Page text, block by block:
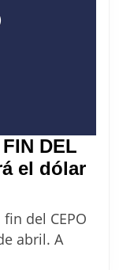
DEL
el dólar
del CEPO
abril. A